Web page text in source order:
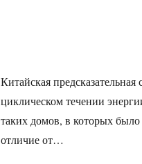
Китайская
циклическом течении
таких домов, в которых
отличие от…